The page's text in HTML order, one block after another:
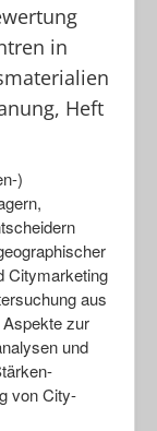
in
Heft
)
Citymarketing
aus
zur
und
von City-